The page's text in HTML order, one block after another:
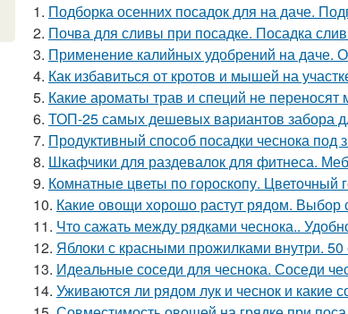
1. Подборка осенних посадок для на даче.
2. Почва для сливы при посадке. Посадка
3. Применение калийных удобрений на даче.
4. Как избавиться от кротов и мышей на
5. Какие ароматы трав и специй не
6. ТОП-25 самых дешевых вариантов забора
7. Продуктивный способ посадки чеснока под
8. Шкафчики для раздевалок для фитнеса.
9. Комнатные цветы по гороскопу. Цветочный
10. Какие овощи хорошо растут рядом. Выбор
11. Что сажать между рядками чеснока..
12. Яблоки с красными прожилками внутри.
13. Идеальные соседи для чеснока. Соседи
14. Уживаются ли рядом лук и чеснок и какие